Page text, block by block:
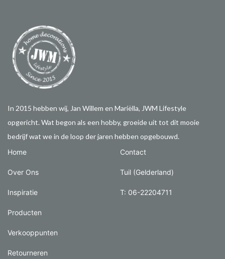
In 2015 hebben wij, Jan Willem en Mariëlla, JWM Lifestyle
opgericht. Wat begon als een hobby, groeide uit tot dit mooie
bedrijf wat we in de loop der jaren hebben opgebouwd.
Home
Over Ons
Inspiratie
Producten
Verkooppunten
Retourneren
Contact
Tuil (Gelderland)
T: 06-22204711